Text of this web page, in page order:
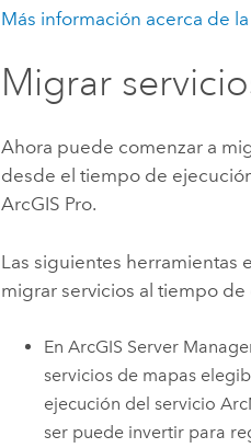
Más información acerca de
Migrar
Ahora puede comenzar a
desde el tiempo de
ArcGIS Pro.
Las siguientes herramientas
migrar servicios al tiempo
En ArcGIS Server
servicios de mapas
ejecución del servicio
ser puede invertir para